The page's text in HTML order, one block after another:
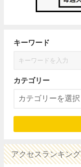
キーワード
カテゴリー
アクセスランキング